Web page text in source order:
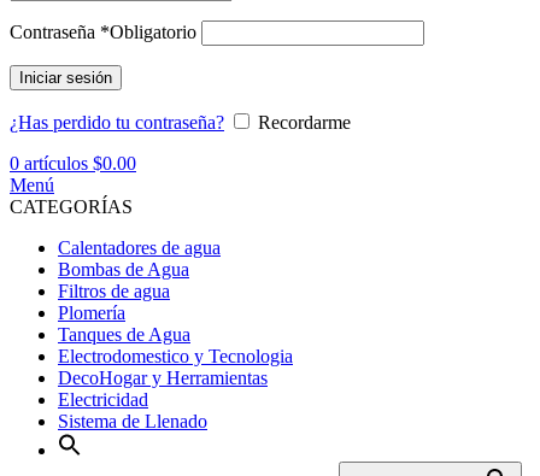
Contraseña *Obligatorio
Iniciar sesión
¿Has perdido tu contraseña?
Recordarme
0 artículos $0.00
Menú
CATEGORÍAS
Calentadores de agua
Bombas de Agua
Filtros de agua
Plomería
Tanques de Agua
Electrodomestico y Tecnologia
DecoHogar y Herramientas
Electricidad
Sistema de Llenado